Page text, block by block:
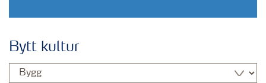
Bytt kultur